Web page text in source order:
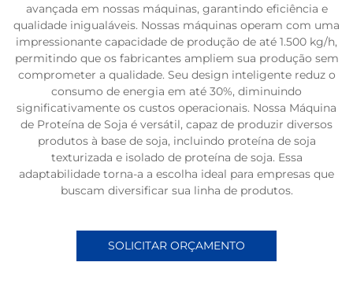
avançada em nossas máquinas, garantindo eficiência e
qualidade inigualáveis. Nossas máquinas operam com uma
impressionante capacidade de produção de até 1.500 kg/h,
permitindo que os fabricantes ampliem sua produção sem
comprometer a qualidade. Seu design inteligente reduz o
consumo de energia em até 30%, diminuindo
significativamente os custos operacionais. Nossa Máquina
de Proteína de Soja é versátil, capaz de produzir diversos
produtos à base de soja, incluindo proteína de soja
texturizada e isolado de proteína de soja. Essa
adaptabilidade torna-a a escolha ideal para empresas que
buscam diversificar sua linha de produtos.
SOLICITAR ORÇAMENTO